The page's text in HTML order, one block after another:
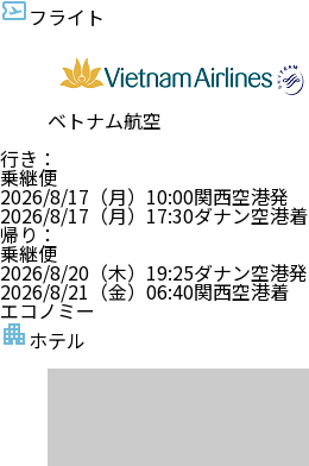
フライト
ベトナム航空
行き ：
乗継便
2026/8/17（月） 10:00関西空港発
2026/8/17（月） 17:30ダナン空港着
帰り ：
乗継便
2026/8/20（木） 19:25ダナン空港発
2026/8/21（金） 06:40関西空港着
エコノミー
ホテル